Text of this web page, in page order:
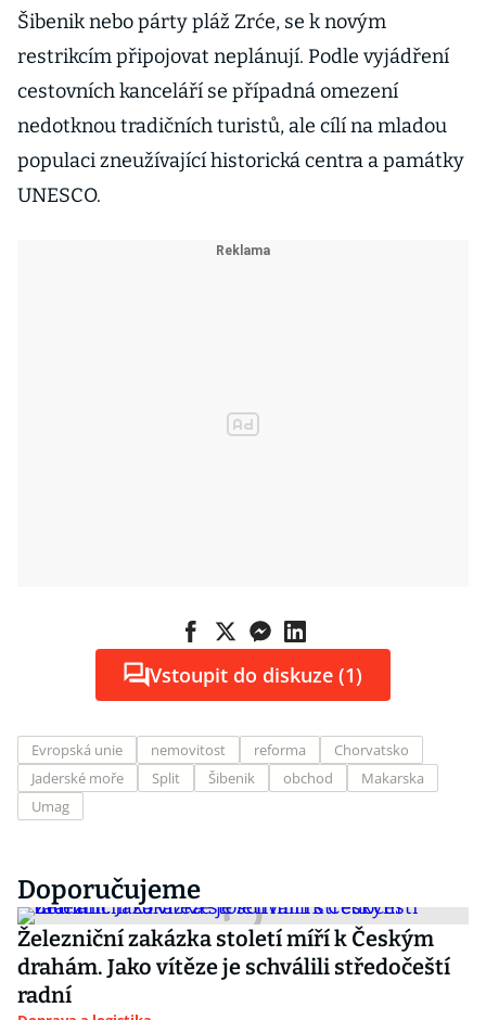
Šibenik nebo párty pláž Zrće, se k novým
restrikcím připojovat neplánují. Podle vyjádření
cestovních kanceláří se případná omezení
nedotknou tradičních turistů, ale cílí na mladou
populaci zneužívající historická centra a památky
UNESCO.
Vstoupit do diskuze (1)
Evropská unie nemovitost reforma
Chorvatsko
Jaderské moře
Split Šibenik obchod
Makarska
Umag
Doporučujeme
Železniční zakázka století míří k Českým
drahám. Jako vítěze je schválili středočeští
radní